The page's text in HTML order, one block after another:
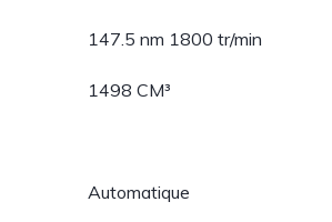
147.5 nm 1800 tr/min
1498 CM³
Automatique